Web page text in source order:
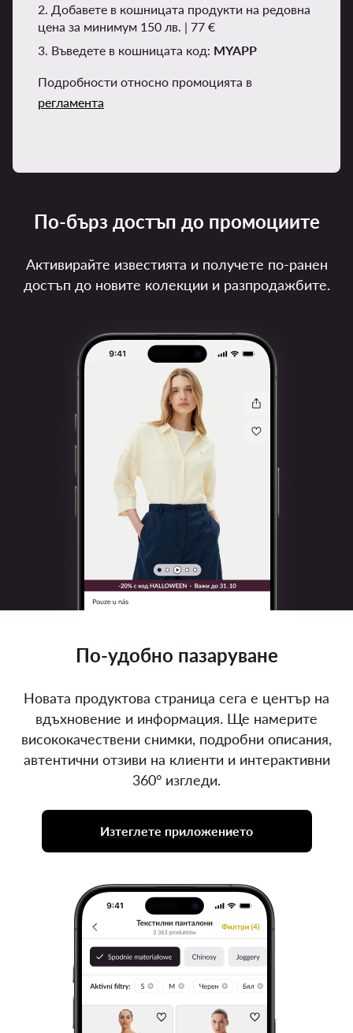
2. Добавете в кошницата продукти на редовна
цена за минимум 150 лв. | 77 €
3. Въведете в кошницата код: MYAPP
Подробности относно промоцията в
регламента
По-бърз достъп до промоциите
Активирайте известията и получете по-ранен
достъп до новите колекции и разпродажбите.
По-удобно пазаруване
Новата продуктова страница сега е център на
вдъхновение и информация. Ще намерите
висококачествени снимки, подробни описания,
автентични отзиви на клиенти и интерактивни
360° изгледи.
Изтеглете приложението